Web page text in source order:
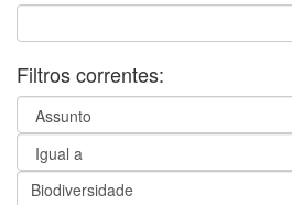
Filtros correntes: